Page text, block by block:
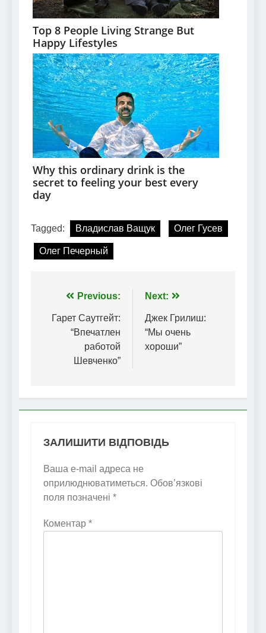
Tagged: Владислав Ващук Олег Гусев
Олег Печерный
Навігація
записів
Previous:
Гарет Саутгейт:
“Впечатлен
работой
Шевченко”
Next:
Джек Грилиш:
“Мы очень
хороши”
ЗАЛИШИТИ ВІДПОВІДЬ
Ваша e-mail адреса не
оприлюднюватиметься. Обов’язкові
поля позначені *
Коментар *